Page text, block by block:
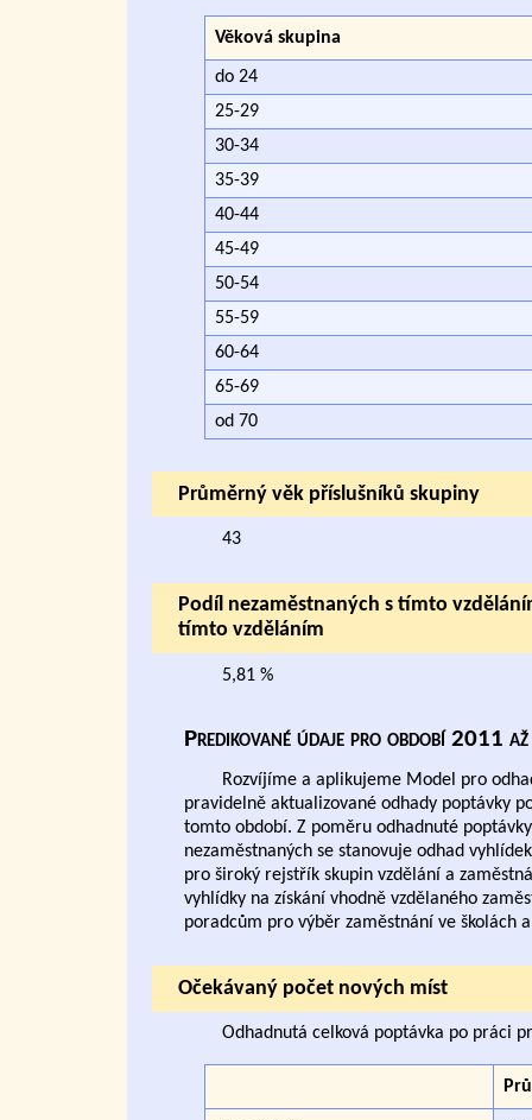
Věková skupina
do 24
25-29
30-34
35-39
40-44
45-49
50-54
55-59
60-64
65-69
od 70
Průměrný věk příslušníků skupiny
43
Podíl nezaměstnaných s tímto
tímto vzděláním
5,81 %
Predikované údaje pro období 2011
Rozvíjíme a aplikujeme Model pro
pravidelně aktualizované odhady poptávky
tomto období. Z poměru odhadnuté
nezaměstnaných se stanovuje odhad
pro široký rejstřík skupin vzdělání a
vyhlídky na získání vhodně vzdělaného
poradcům pro výběr zaměstnání ve školách
Očekávaný počet nových míst
Odhadnutá celková poptávka po práci